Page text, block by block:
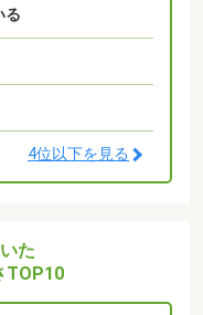
る
4位以下を見る
た
TOP10